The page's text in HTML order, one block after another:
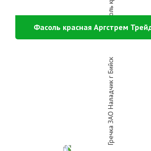
Фасоль красная Аргстрем